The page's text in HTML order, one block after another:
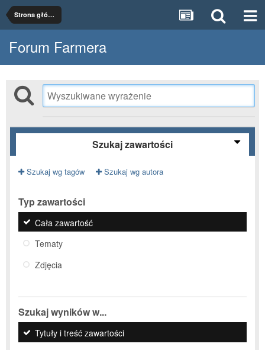
Strona główna
Forum Farmera
Szukaj zawartości
Szukaj wg tagów Szukaj wg autora
Typ zawartości
Cała zawartość
Tematy
Zdjęcia
Szukaj wyników w...
Tytuły i treść zawartości